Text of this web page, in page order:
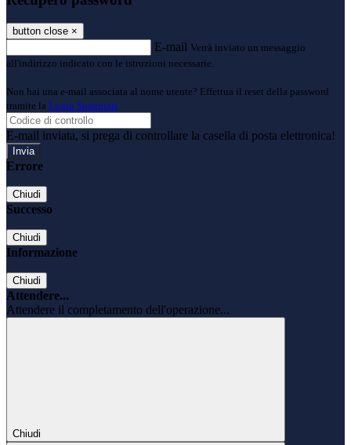
button close ×
E-mail Verrà inviato un messaggio
all'indirizzo indicato con le istruzioni necessarie.
Non hai una e-mail associata al nome utente? Effettua il reset della password
tramite la Login Spaggiari
E-mail inviata, si prega di controllare la casella di posta elettronica!
Errore
Chiudi
Successo
Chiudi
Informazione
Chiudi
Attendere...
Attendere il completamento dell'operazione...
Chiudi